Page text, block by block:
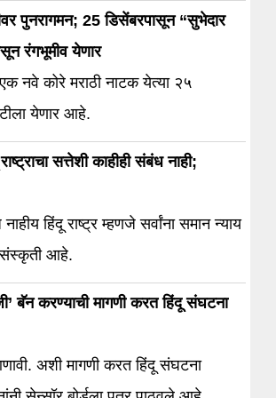
पुनरागमन; 25 डिसेंबरपासून “सुभेदार
रंगभूमीव येणार
कोरे मराठी नाटक येत्या २५
येणार आहे.
सत्तेशी काहीही संबंध नाही;
हिंदू राष्ट्र म्हणजे सर्वांना समान न्याय
संस्कृती आहे.
बॅन करण्याची मागणी करत हिंदू संघटना